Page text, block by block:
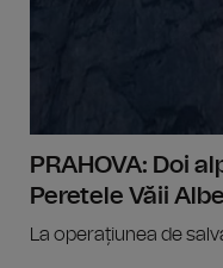
PRAHOVA: Doi
Peretele Văii
La operațiunea de